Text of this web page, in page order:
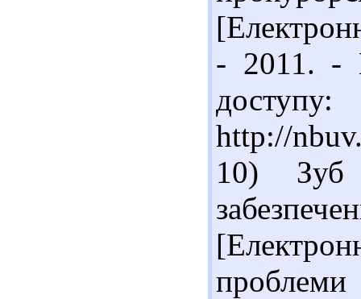
- 2011.
доступу:
http://
10)